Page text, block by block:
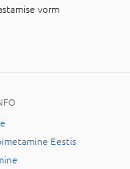
vorm
Eestis